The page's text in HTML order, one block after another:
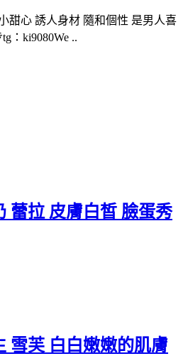
甜心 誘人身材 隨和個性 是男人喜
：ki9080We ..
蕾拉 皮膚白皙 臉蛋秀
雪芙 白白嫩嫩的肌膚